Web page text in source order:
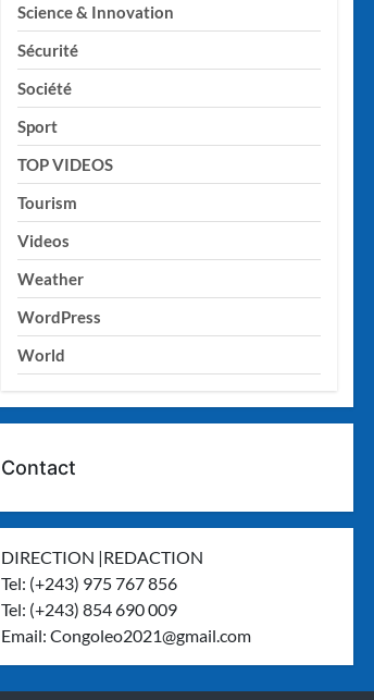
Science & Innovation
Sécurité
Société
Sport
TOP VIDEOS
Tourism
Videos
Weather
WordPress
World
Contact
DIRECTION |REDACTION
Tel: (+243) 975 767 856
Tel: (+243) 854 690 009
Email:Congoleo2021@gmail.com